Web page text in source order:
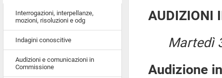
Interrogazioni, interpellanze,
mozioni, risoluzioni e odg
Indagini conoscitive
Audizioni e comunicazioni in
Commissione
AUDIZIONI
Martedì
Audizione